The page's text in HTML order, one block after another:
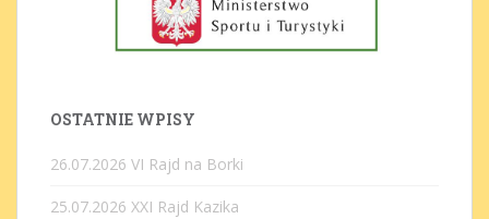
OSTATNIE WPISY
26.07.2026 VI Rajd na Borki
25.07.2026 XXI Rajd Kazika